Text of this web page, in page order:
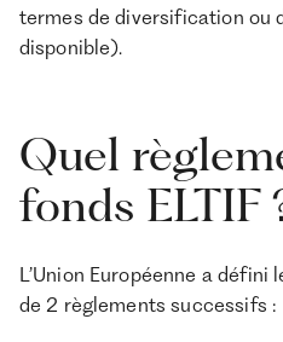
termes de diversification ou
disponible).
Quel
fonds ELTIF
L’Union Européenne a défini
de 2 règlements successifs :